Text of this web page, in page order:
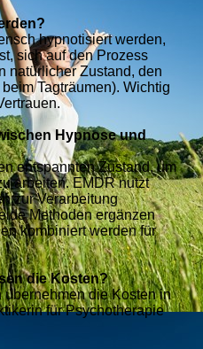
hypnotisiert werden,
sich auf den Prozess
natürlicher Zustand, den
Tagträumen). Wichtig
Hypnose und
entspannten Zustand, um
arbeiten. EMDR nutzt
zur Verarbeitung
Methoden ergänzen
kombiniert werden für
die Kosten?
die Kosten in
für Psychotherapie